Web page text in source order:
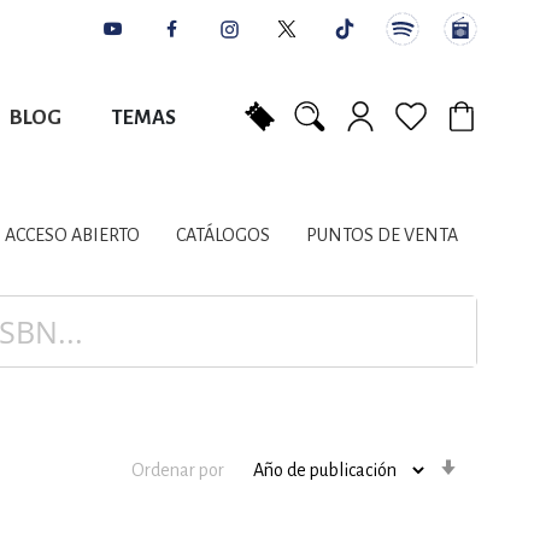
BLOG TEMAS
LITERARIOS
PLANIFICACIÓN
ACCESO ABIERTO CATÁLOGOS PUNTOS DE VENTA
Ordenar por